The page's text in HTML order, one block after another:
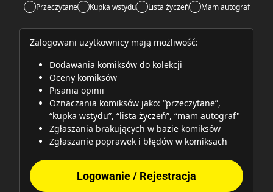
Przeczytane Kupka wstydu Lista życzeń Mam autograf
Zalogowani użytkownicy mają możliwość:
Dodawania komiksów do kolekcji
Oceny komiksów
Pisania opinii
Oznaczania komiksów jako: “przeczytane”,
“kupka wstydu”, “lista życzeń”, “mam autograf"
Zgłaszania brakujących w bazie komiksów
Zgłaszanie poprawek i błędów w komiksach
Logowanie / Rejestracja